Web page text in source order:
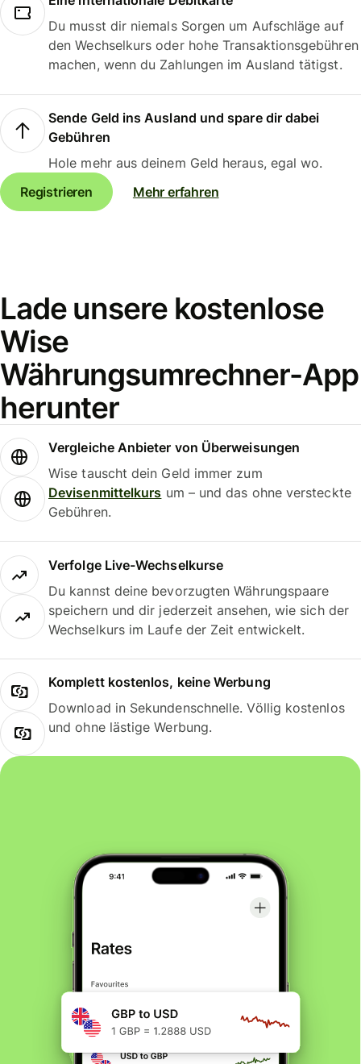
Du musst dir niemals Sorgen um Aufschläge auf
den Wechselkurs oder hohe Transaktionsgebühren
machen, wenn du Zahlungen im Ausland tätigst.
Sende Geld ins Ausland und spare dir dabei
Gebühren
Hole mehr aus deinem Geld heraus, egal wo.
Registrieren
Mehr erfahren
Lade unsere kostenlose
Wise
Währungsumrechner-App
herunter
Vergleiche Anbieter von Überweisungen
Wise tauscht dein Geld immer zum
Devisenmittelkurs um – und das ohne versteckte
Gebühren.
Verfolge Live-Wechselkurse
Du kannst deine bevorzugten Währungspaare
speichern und dir jederzeit ansehen, wie sich der
Wechselkurs im Laufe der Zeit entwickelt.
Komplett kostenlos, keine Werbung
Download in Sekundenschnelle. Völlig kostenlos
und ohne lästige Werbung.